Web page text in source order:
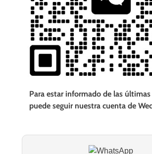
Para estar informado de las
puede seguir nuestra cuenta de